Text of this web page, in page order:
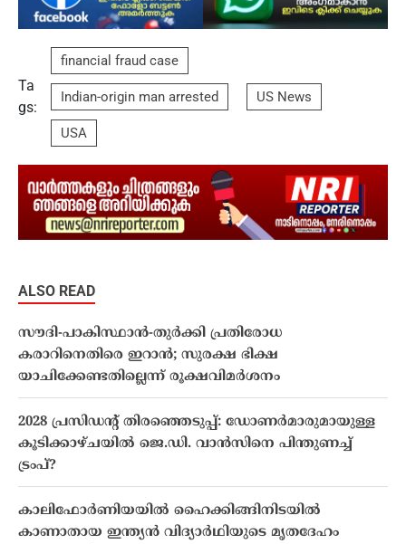
Ta
gs:
financial fraud case
Indian-origin man arrested US News
USA
ALSO READ
സൗദി-പാകിസ്ഥാൻ-തുർക്കി പ്രതിരോധ
കരാറിനെതിരെ ഇറാൻ; സുരക്ഷ ഭിക്ഷ
യാചിക്കേണ്ടതില്ലെന്ന് രൂക്ഷവിമർശനം
2028 പ്രസിഡന്റ് തിരഞ്ഞെടുപ്പ്: ഡോണർമാരുമായുള്ള
കൂടിക്കാഴ്ചയിൽ ജെ.ഡി. വാൻസിനെ പിന്തുണച്ച്
ട്രംപ്?
കാലിഫോർണിയയിൽ ഹൈക്കിങ്ങിനിടയിൽ
കാണാതായ ഇന്ത്യൻ വിദ്യാർഥിയുടെ മൃതദേഹം